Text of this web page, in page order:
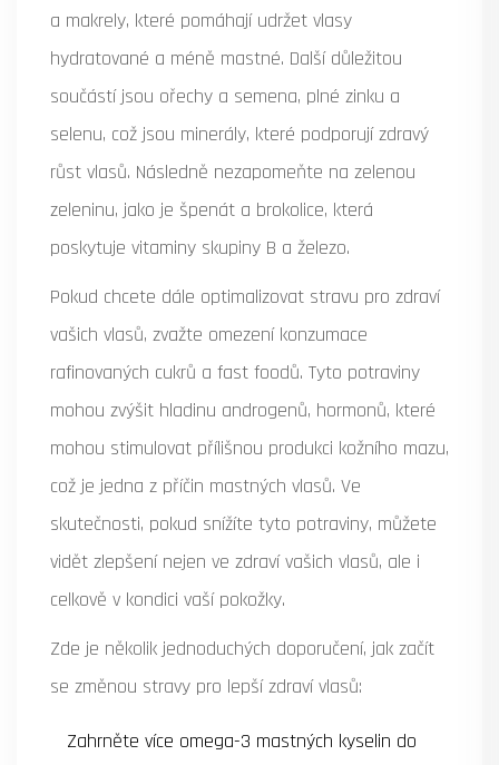
a makrely, které pomáhají udržet vlasy
hydratované a méně mastné. Další důležitou
součástí jsou ořechy a semena, plné zinku a
selenu, což jsou minerály, které podporují zdravý
růst vlasů. Následně nezapomeňte na zelenou
zeleninu, jako je špenát a brokolice, která
poskytuje vitaminy skupiny B a železo.
Pokud chcete dále optimalizovat stravu pro zdraví
vašich vlasů, zvažte omezení konzumace
rafinovaných cukrů a fast foodů. Tyto potraviny
mohou zvýšit hladinu androgenů, hormonů, které
mohou stimulovat přílišnou produkci kožního mazu,
což je jedna z příčin mastných vlasů. Ve
skutečnosti, pokud snížíte tyto potraviny, můžete
vidět zlepšení nejen ve zdraví vašich vlasů, ale i
celkově v kondici vaší pokožky.
Zde je několik jednoduchých doporučení, jak začít
se změnou stravy pro lepší zdraví vlasů:
Zahrněte více omega-3 mastných kyselin do